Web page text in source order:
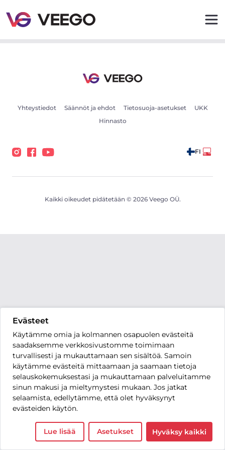
Evästeet
Käytämme omia ja kolmannen osapuolen evästeitä
saadaksemme verkkosivustomme toimimaan
turvallisesti ja mukauttamaan sen sisältöä. Samoin
käytämme evästeitä mittaamaan ja saamaan tietoja
selauskokemuksestasi ja mukauttamaan palveluitamme
sinun makusi ja mieltymystesi mukaan. Jos jatkat
selaamista, edellytämme, että olet hyväksynyt
evästeiden käytön.
Lue lisää Asetukset Hyväksy kaikki
Yhteystiedot Säännöt ja ehdot Tietosuoja-asetukset
UKK
Hinnasto
FI
Kaikki oikeudet pidätetään © 2026 Veego OÜ.